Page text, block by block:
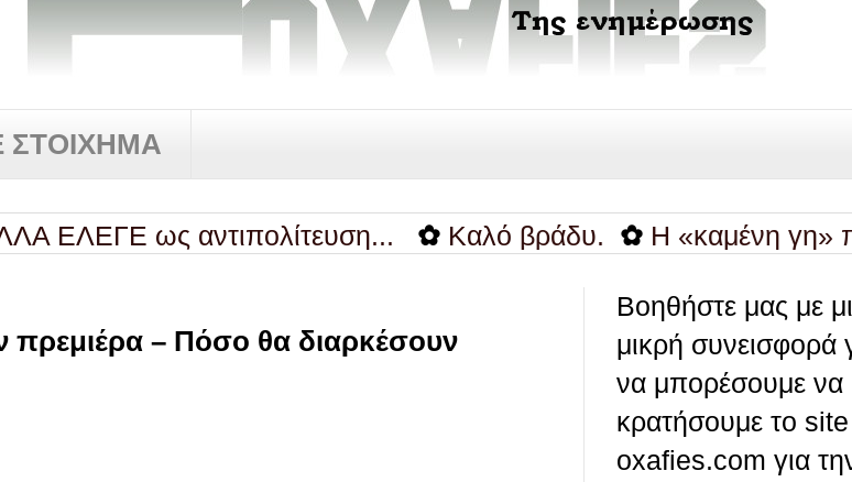
ΣΤΟΙΧΗΜΑ
ως αντιπολίτευση... ✿ Καλό βράδυ. ✿ Η «καμένη γη» που
πρεμιέρα – Πόσο θα διαρκέσουν
Βοηθήστε μας με
μικρή συνεισφορά
να μπορέσουμε να
κρατήσουμε το site
oxafies.com για